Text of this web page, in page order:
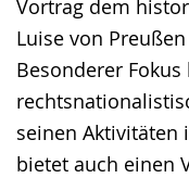
Vortrag dem
Luise von
Besonderer
seinen Aktivitäten
bietet auch einen